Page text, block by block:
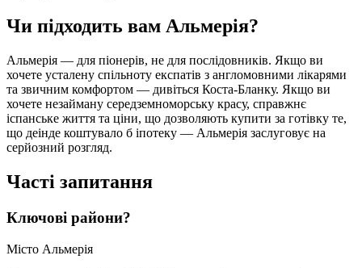
Чи підходить вам Альмерія?
Альмерія — для піонерів, не для послідовників. Якщо ви
хочете усталену спільноту експатів з англомовними лікарями
та звичним комфортом — дивіться Коста-Бланку. Якщо ви
хочете незайману середземноморську красу, справжнє
іспанське життя та ціни, що дозволяють купити за готівку те,
що деінде коштувало б іпотеку — Альмерія заслуговує на
серйозний розгляд.
Часті запитання
Ключові райони?
Місто Альмерія